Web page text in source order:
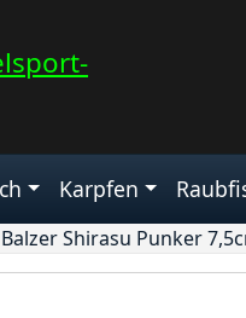
Karpfen
Balzer Shirasu Punker